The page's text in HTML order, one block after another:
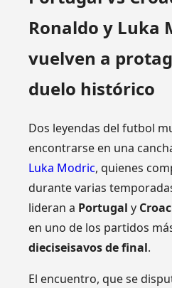
Ronaldo y Luka
vuelven a
duelo histórico
Dos leyendas del futbol
encontrarse en una
Luka Modric, quienes
durante varias
lideran a Portugal y
en uno de los partidos
dieciseisavos de final.
El encuentro, que se